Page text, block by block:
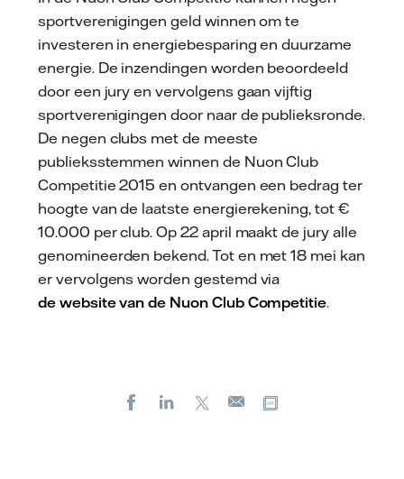
sportverenigingen geld winnen om te
investeren in energiebesparing en duurzame
energie. De inzendingen worden beoordeeld
door een jury en vervolgens gaan vijftig
sportverenigingen door naar de publieksronde.
De negen clubs met de meeste
publieksstemmen winnen de Nuon Club
Competitie 2015 en ontvangen een bedrag ter
hoogte van de laatste energierekening, tot €
10.000 per club. Op 22 april maakt de jury alle
genomineerden bekend. Tot en met 18 mei kan
er vervolgens worden gestemd via
de website van de Nuon Club Competitie.
FacebookLinkedIn
E-